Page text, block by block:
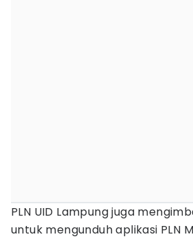
PLN UID Lampung juga
untuk mengunduh aplikasi PLN